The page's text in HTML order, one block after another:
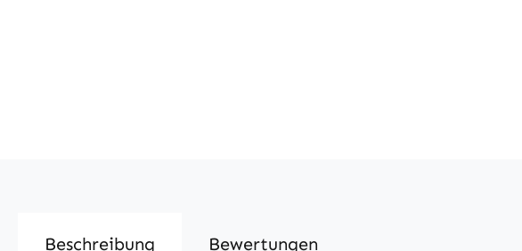
Beschreibung Bewertungen